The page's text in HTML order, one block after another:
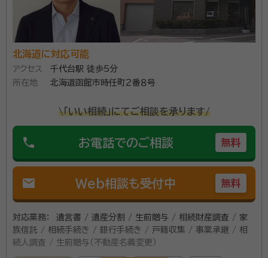
後の対応まで可能。また、初回相談料や見積りは無料の
ため、小さなお悩みでも気軽に相談できます。 相続の悩
みをどこに相談すればいいかわからない方から複雑な
トラブルを解決したい方まで、お気軽にご相談くださ
い。
北海道に対応可能
アクセス
千代台駅 徒歩5分
所在地
北海道函館市時任町２番８号
\「いい相続」にてご相談を承ります/
phone お電話でのご相談 無料
mail Web相談も受付中 無料
対応業務：
遺言書 / 遺産分割 / 生前贈与 / 相続財産調査 / 家
族信託 / 相続手続き / 銀行手続き / 戸籍収集 / 事業承継 / 相
続人調査 / 生前贈与（不動産名義変更）